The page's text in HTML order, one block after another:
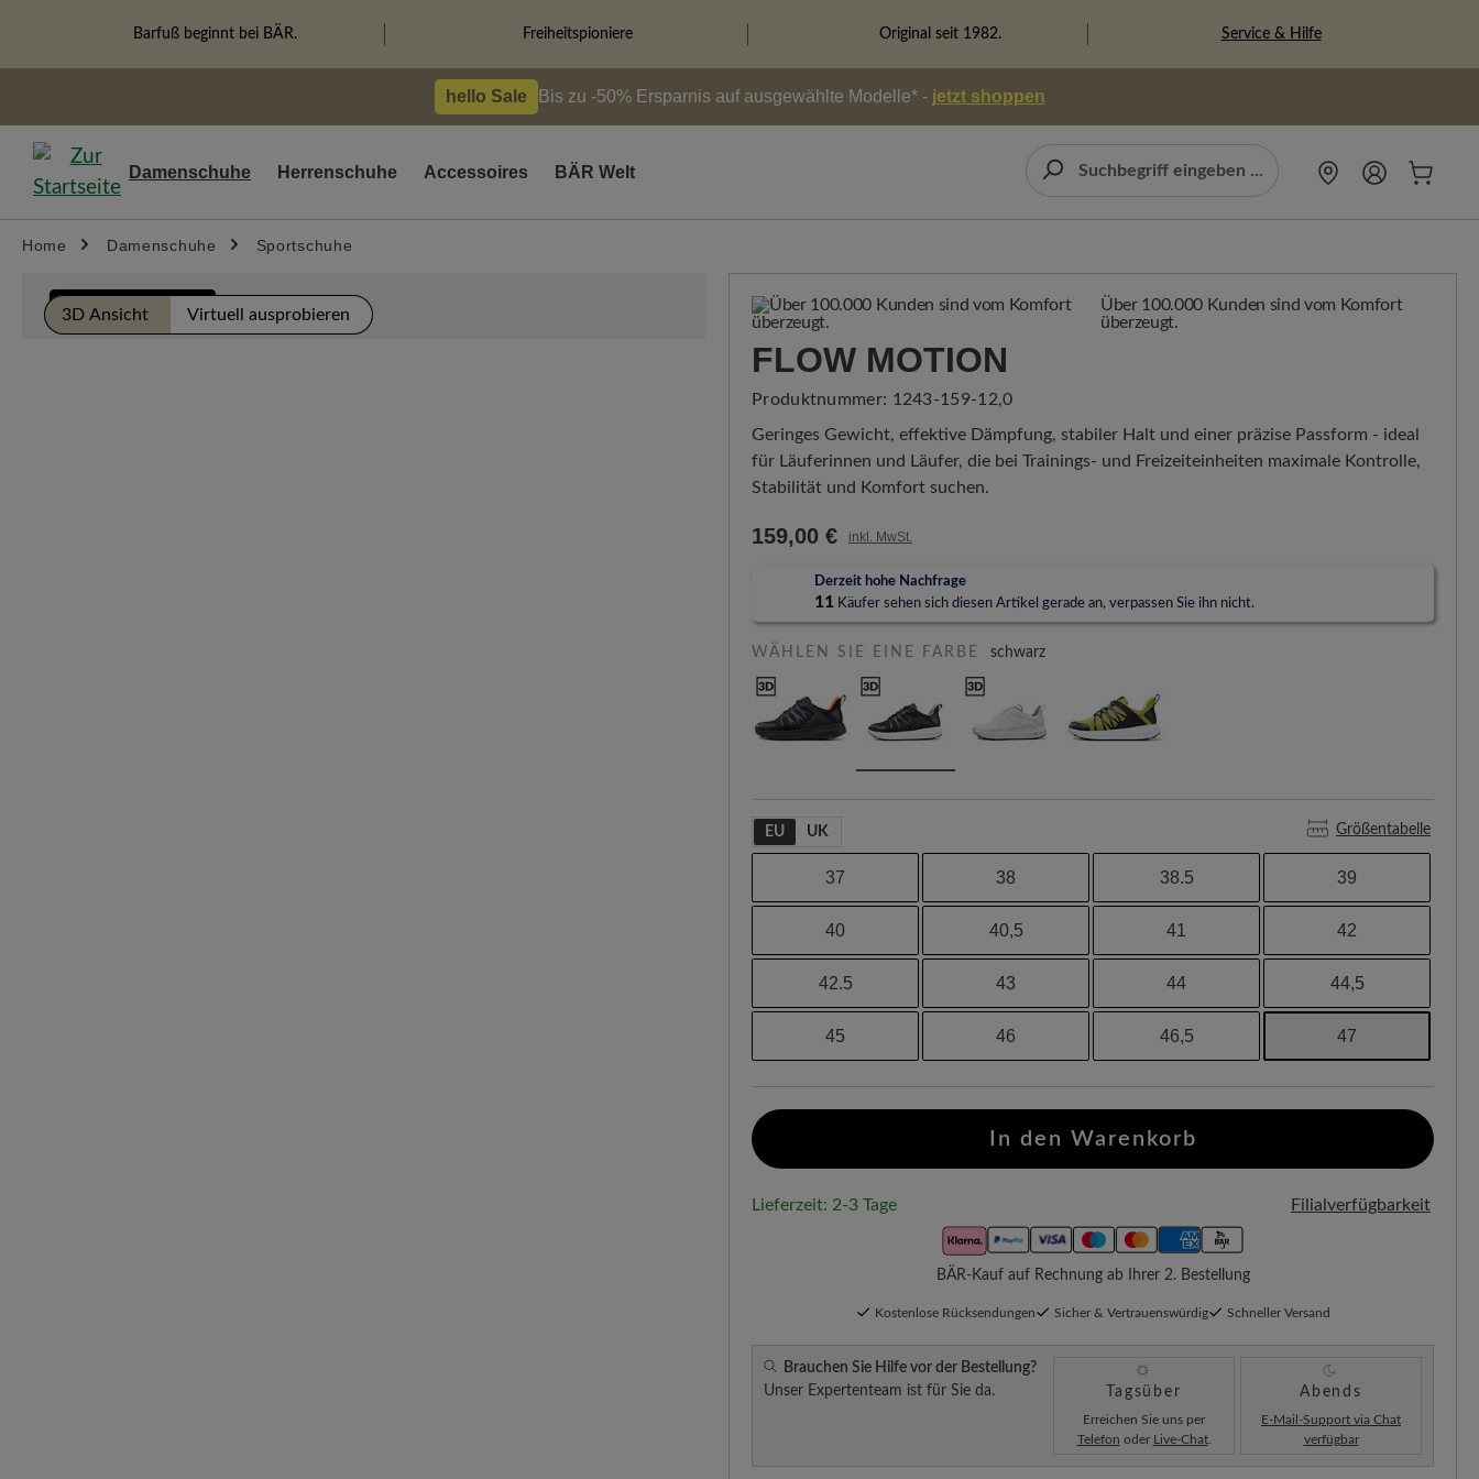
Zur Hauptnavigation springen
Barfuß beginnt bei BÄR. Freiheitspioniere Original seit 1982. Service & Hilfe
hello Sale Bis zu -50% Ersparnis auf ausgewählte Modelle* - jetzt shoppen
Damenschuhe Herrenschuhe Accessoires BÄR Welt
Home Damenschuhe Sportschuhe
LIMITED EDITION
Bildergalerie überspringen
3D Ansicht Virtuell ausprobieren
Über 100.000 Kunden sind vom Komfort
überzeugt.
FLOW MOTION
Produktnummer: 1243-159-12,0
Geringes Gewicht, effektive Dämpfung, stabiler Halt und einer präzise Passform - ideal
für Läuferinnen und Läufer, die bei Trainings- und Freizeiteinheiten maximale Kontrolle,
Stabilität und Komfort suchen.
159,00 € inkl. MwSt.
Derzeit hohe Nachfrage
11 Käufer sehen sich diesen Artikel gerade an, verpassen Sie ihn nicht.
WÄHLEN SIE EINE FARBE schwarz
EU UK Größentabelle
37 38 38.5 39
40 40,5 41 42
42.5 43 44 44,5
45 46 46,5 47
In den Warenkorb
Lieferzeit: 2-3 Tage Filialverfügbarkeit
BÄR-Kauf auf Rechnung ab Ihrer 2. Bestellung
Kostenlose Rücksendungen Sicher & Vertrauenswürdig Schneller Versand
Brauchen Sie Hilfe vor der Bestellung?
Unser Expertenteam ist für Sie da.
Tagsüber
Erreichen Sie uns per
Telefon oder Live-Chat.
Abends
E-Mail-Support via Chat
verfügbar